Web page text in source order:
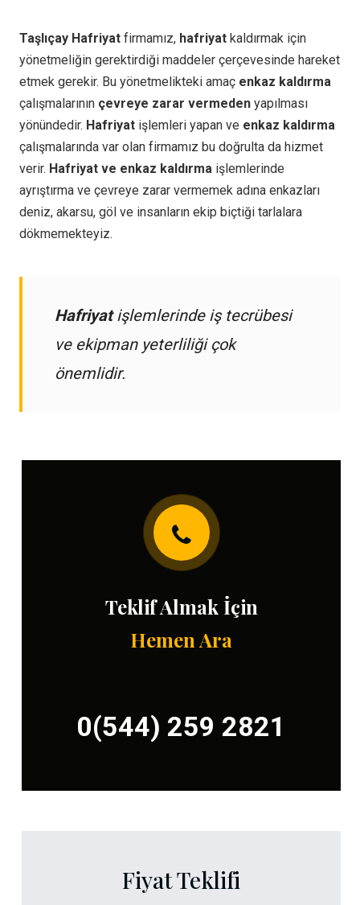
Taşlıçay Hafriyat firmamız, hafriyat kaldırmak için
yönetmeliğin gerektirdiği maddeler çerçevesinde hareket
etmek gerekir. Bu yönetmelikteki amaç enkaz kaldırma
çalışmalarının çevreye zarar vermeden yapılması
yönündedir. Hafriyat işlemleri yapan ve enkaz kaldırma
çalışmalarında var olan firmamız bu doğrulta da hizmet
verir. Hafriyat ve enkaz kaldırma işlemlerinde
ayrıştırma ve çevreye zarar vermemek adına enkazları
deniz, akarsu, göl ve insanların ekip biçtiği tarlalara
dökmemekteyiz.
Hafriyatişlemlerinde iş tecrübesi
ve ekipman yeterliliği çok
önemlidir.
Teklif Almak İçin
Hemen Ara
0(544) 259 2821
Fiyat Teklifi